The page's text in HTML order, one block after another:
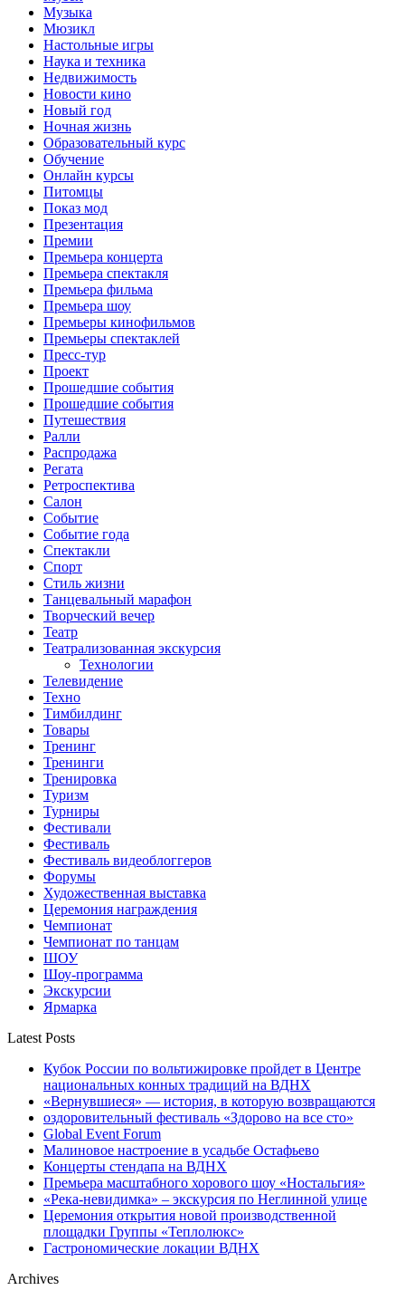
Музыка
Мюзикл
Настольные игры
Наука и техника
Недвижимость
Новости кино
Новый год
Ночная жизнь
Образовательный курс
Обучение
Онлайн курсы
Питомцы
Показ мод
Презентация
Премии
Премьера концерта
Премьера спектакля
Премьера фильма
Премьера шоу
Премьеры кинофильмов
Премьеры спектаклей
Пресс-тур
Проект
Прошедшие события
Прошедшие события
Путешествия
Ралли
Распродажа
Регата
Ретроспектива
Салон
Событие
Событие года
Спектакли
Спорт
Стиль жизни
Танцевальный марафон
Творческий вечер
Театр
Театрализованная экскурсия
Технологии
Телевидение
Техно
Тимбилдинг
Товары
Тренинг
Тренинги
Тренировка
Туризм
Турниры
Фестивали
Фестиваль
Фестиваль видеоблоггеров
Форумы
Художественная выставка
Церемония награждения
Чемпионат
Чемпионат по танцам
ШОУ
Шоу-программа
Экскурсии
Ярмарка
Latest Posts
Кубок России по вольтижировке пройдет в Центре
национальных конных традиций на ВДНХ
«Вернувшиеся» — история, в которую возвращаются
оздоровительный фестиваль «Здорово на все сто»
Global Event Forum
Малиновое настроение в усадьбе Остафьево
Концерты стендапа на ВДНХ
Премьера масштабного хорового шоу «Ностальгия»
«Река-невидимка» – экскурсия по Неглинной улице
Церемония открытия новой производственной
площадки Группы «Теплолюкс»
Гастрономические локации ВДНХ
Archives